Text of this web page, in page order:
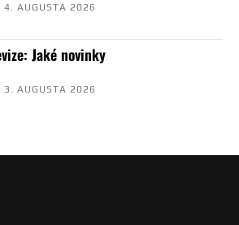
4. AUGUSTA 2026
Jaké novinky
3. AUGUSTA 2026